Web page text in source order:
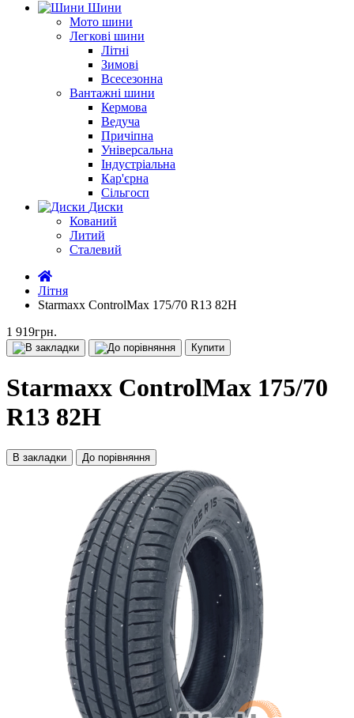
Шини
Мото шини
Легкові шини
Літні
Зимові
Всесезонна
Вантажні шини
Кермова
Ведуча
Причіпна
Універсальна
Індустріальна
Кар'єрна
Сільгосп
Диски
Кований
Литий
Сталевий
Літня
Starmaxx ControlMax 175/70 R13 82H
1 919грн.
Купити
Starmaxx ControlMax 175/70
R13 82H
В закладки До порівняння